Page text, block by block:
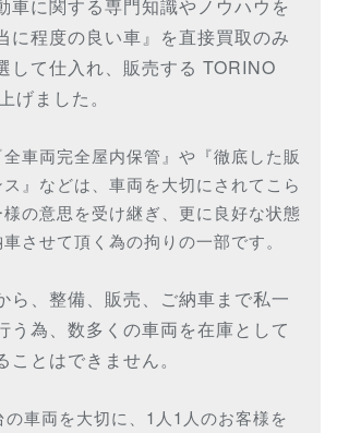
車に関する専門知識やノウハウを
に程度の良い車』を直接買取のみ
して仕入れ、販売する TORINO
げました。
車両完全屋内保管』や『徹底した販
』などは、車両を大切にされてこら
の意思を受け継ぎ、更に良好な状態
させて頂く為の拘りの一部です。
ら、整備、販売、ご納車まで私一
う為、数多くの車両を在庫として
とはできません。
の車両を大切に、1人1人のお客様を